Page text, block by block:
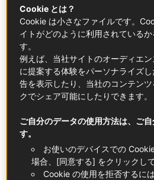
ストロ「ソセス（Soces）
す。
ゼロ・ウェイストの挑戦で
も残さず、メニューの半分
ころでした。
Cookie とは？
Cookie は小さなファイルです。
イトがどのように利用されている
す。
例えば、当社サイトのオーディエ
に提案する体験をパーソナライズ
告を表示したり、当社のコンテン
クでシェア可能にしたりできます。
ご自分のデータの使用方法は、ご
す。
お使いのデバイスでの
場合、[同意する] をクリックし
Cookie の使用を拒否するに